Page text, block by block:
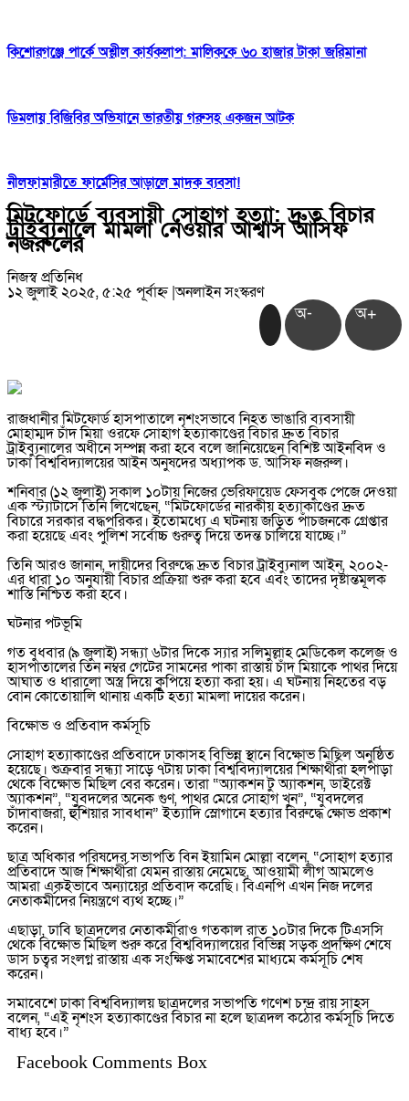
কিশোরগঞ্জে পার্কে অশ্লীল কার্যকলাপ: মালিককে ৬০ হাজার টাকা জরিমানা
ডিমলায় বিজিবির অভিযানে ভারতীয় গরুসহ একজন আটক
নীলফামারীতে ফার্মেসির আড়ালে মাদক ব্যবসা!
মিটফোর্ডে ব্যবসায়ী সোহাগ হত্যা: দ্রুত বিচার
ট্রাইব্যুনালে মামলা নেওয়ার আশ্বাস আসিফ
নজরুলের
নিজস্ব প্রতিনিধ
১২ জুলাই ২০২৫, ৫:২৫ পূর্বাহ্ন|অনলাইন সংস্করণ
অ- অ+
রাজধানীর মিটফোর্ড হাসপাতালে নৃশংসভাবে নিহত ভাঙারি ব্যবসায়ী
মোহাম্মদ চাঁদ মিয়া ওরফে সোহাগ হত্যাকাণ্ডের বিচার দ্রুত বিচার
ট্রাইব্যুনালের অধীনে সম্পন্ন করা হবে বলে জানিয়েছেন বিশিষ্ট আইনবিদ ও
ঢাকা বিশ্ববিদ্যালয়ের আইন অনুষদের অধ্যাপক ড. আসিফ নজরুল।
শনিবার (১২ জুলাই) সকাল ১০টায় নিজের ভেরিফায়েড ফেসবুক পেজে দেওয়া
এক স্ট্যাটাসে তিনি লিখেছেন, “মিটফোর্ডের নারকীয় হত্যাকাণ্ডের দ্রুত
বিচারে সরকার বদ্ধপরিকর। ইতোমধ্যে এ ঘটনায় জড়িত পাঁচজনকে গ্রেপ্তার
করা হয়েছে এবং পুলিশ সর্বোচ্চ গুরুত্ব দিয়ে তদন্ত চালিয়ে যাচ্ছে।”
তিনি আরও জানান, দায়ীদের বিরুদ্ধে দ্রুত বিচার ট্রাইব্যুনাল আইন, ২০০২-
এর ধারা ১০ অনুযায়ী বিচার প্রক্রিয়া শুরু করা হবে এবং তাদের দৃষ্টান্তমূলক
শাস্তি নিশ্চিত করা হবে।
ঘটনার পটভূমি
গত বুধবার (৯ জুলাই) সন্ধ্যা ৬টার দিকে স্যার সলিমুল্লাহ মেডিকেল কলেজ ও
হাসপাতালের তিন নম্বর গেটের সামনের পাকা রাস্তায় চাঁদ মিয়াকে পাথর দিয়ে
আঘাত ও ধারালো অস্ত্র দিয়ে কুপিয়ে হত্যা করা হয়। এ ঘটনায় নিহতের বড়
বোন কোতোয়ালি থানায় একটি হত্যা মামলা দায়ের করেন।
বিক্ষোভ ও প্রতিবাদ কর্মসূচি
সোহাগ হত্যাকাণ্ডের প্রতিবাদে ঢাকাসহ বিভিন্ন স্থানে বিক্ষোভ মিছিল অনুষ্ঠিত
হয়েছে। শুক্রবার সন্ধ্যা সাড়ে ৭টায় ঢাকা বিশ্ববিদ্যালয়ের শিক্ষার্থীরা হলপাড়া
থেকে বিক্ষোভ মিছিল বের করেন। তারা “অ্যাকশন টু অ্যাকশন, ডাইরেক্ট
অ্যাকশন”, “যুবদলের অনেক গুণ, পাথর মেরে সোহাগ খুন”, “যুবদলের
চাঁদাবাজরা, হুঁশিয়ার সাবধান” ইত্যাদি স্লোগানে হত্যার বিরুদ্ধে ক্ষোভ প্রকাশ
করেন।
ছাত্র অধিকার পরিষদের সভাপতি বিন ইয়ামিন মোল্লা বলেন, “সোহাগ হত্যার
প্রতিবাদে আজ শিক্ষার্থীরা যেমন রাস্তায় নেমেছে, আওয়ামী লীগ আমলেও
আমরা একইভাবে অন্যায়ের প্রতিবাদ করেছি। বিএনপি এখন নিজ দলের
নেতাকর্মীদের নিয়ন্ত্রণে ব্যর্থ হচ্ছে।”
এছাড়া, ঢাবি ছাত্রদলের নেতাকর্মীরাও গতকাল রাত ১০টার দিকে টিএসসি
থেকে বিক্ষোভ মিছিল শুরু করে বিশ্ববিদ্যালয়ের বিভিন্ন সড়ক প্রদক্ষিণ শেষে
ডাস চত্বর সংলগ্ন রাস্তায় এক সংক্ষিপ্ত সমাবেশের মাধ্যমে কর্মসূচি শেষ
করেন।
সমাবেশে ঢাকা বিশ্ববিদ্যালয় ছাত্রদলের সভাপতি গণেশ চন্দ্র রায় সাহস
বলেন, “এই নৃশংস হত্যাকাণ্ডের বিচার না হলে ছাত্রদল কঠোর কর্মসূচি দিতে
বাধ্য হবে।”
Facebook Comments Box